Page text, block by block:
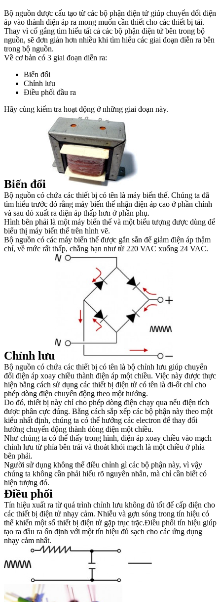
Bộ nguồn được cấu tạo từ các bộ phận điện tử giúp chuyển đổi điện
áp vào thành điện áp ra mong muốn cần thiết cho các thiết bị tải.
Thay vì cố gắng tìm hiểu tất cả các bộ phận điện tử bên trong bộ
nguồn, sẽ đơn giản hơn nhiều khi tìm hiểu các giai đoạn diễn ra bên
trong bộ nguồn.
Về cơ bản có 3 giai đoạn diễn ra:
Biến đổi
Chỉnh lưu
Điều phối đầu ra
Hãy cùng kiểm tra hoạt động ở những giai đoạn này.
Biến đổi
Bộ nguồn có chứa các thiết bị có tên là máy biến thế. Chúng ta đã
tìm hiểu trước đó rằng máy biến thế nhận điện áp cao ở phần chính
và sau đó xuất ra điện áp thấp hơn ở phần phụ.
Hình bên phải là một máy biến thế và một biểu tượng được dùng để
biểu thị máy biến thế trên hình vẽ.
Bộ nguồn có các máy biến thế được gắn sẵn để giảm điện áp thậm
chí, về mức rất thấp, chẳng hạn như từ 220 VAC xuống 24 VAC.
Chỉnh lưu
Bộ nguồn có chứa các thiết bị có tên là bộ chỉnh lưu giúp chuyển
đổi điện áp xoay chiều thành điện áp một chiều. Việc này được thực
hiện bằng cách sử dụng các thiết bị điện tử có tên là đi-ốt chỉ cho
phép dòng điện chuyển động theo một hướng.
Do đó, thiết bị này chỉ cho phép dòng điện chạy qua nếu điện tích
được phân cực đúng. Bằng cách sắp xếp các bộ phận này theo một
kiểu nhất định, chúng ta có thể hướng các electron để thay đổi
hướng chuyển động thành dòng điện một chiều.
Như chúng ta có thể thấy trong hình, điện áp xoay chiều vào mạch
chỉnh lưu từ phía bên trái và thoát khỏi mạch là một chiều ở phía
bên phải.
Người sử dụng không thể điều chỉnh gì các bộ phận này, vì vậy
chúng ta không cần phải hiểu rõ nguyên nhân, mà chỉ cần biết có
hiện tượng đó.
Điều phối
Tín hiệu xuất ra từ quá trình chỉnh lưu không đủ tốt để cấp điện cho
các thiết bị điện tử nhạy cảm. Nhiễu và gợn sóng trong tín hiệu có
thể khiến một số thiết bị điện tử gặp trục trặc.Điều phối tín hiệu giúp
tạo ra đầu ra ổn định với một tín hiệu đủ sạch cho các ứng dụng
nhạy cảm nhất.